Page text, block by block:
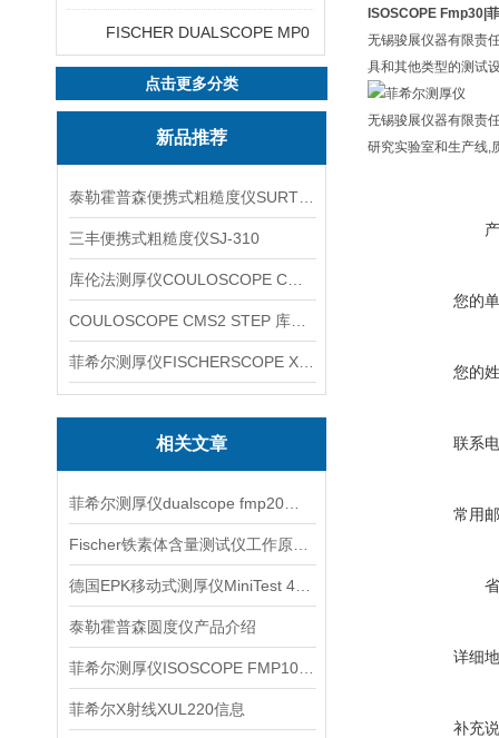
FISCHER DUALSCOPE MP0
点击更多分类
新品推荐
三丰便携式粗糙度仪SJ-310
相关文章
泰勒霍普森圆度仪产品介绍
菲希尔X射线XUL220信息
ISOSCOPE Fmp30|
无锡骏展仪器有限责
具和其他类型的测试
无锡骏展仪器有限责
研究实验室和生产线,
您的
您的
联系
常用
详细
补充